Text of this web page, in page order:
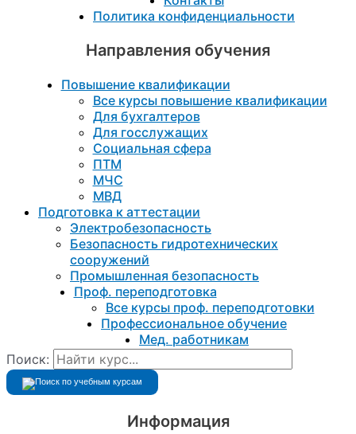
Политика конфиденциальности
Направления обучения
Повышение квалификации
Все курсы повышение квалификации
Для бухгалтеров
Для госслужащих
Социальная сфера
ПТМ
МЧС
МВД
Подготовка к aттестации
Электробезопасность
Безопасность гидротехнических
сооружений
Промышленная безопасность
Проф. переподготовка
Все курсы проф. переподготовки
Профессиональное обучение
Мед. работникам
Поиск:
Информация